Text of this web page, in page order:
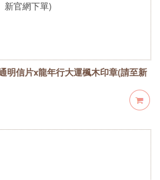
明信片x龍年行大運楓木印章(請至新